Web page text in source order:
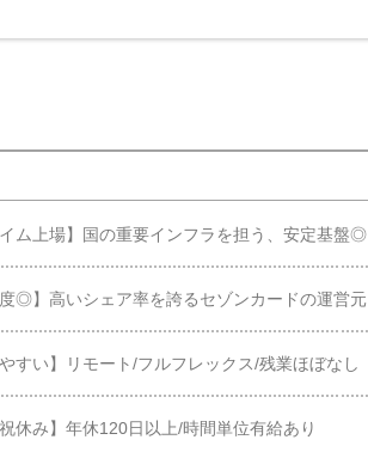
イム上場】国の重要インフラを担う、安定基盤◎
度◎】高いシェア率を誇るセゾンカードの運営元
やすい】リモート/フルフレックス/残業ほぼなし
祝休み】年休120日以上/時間単位有給あり